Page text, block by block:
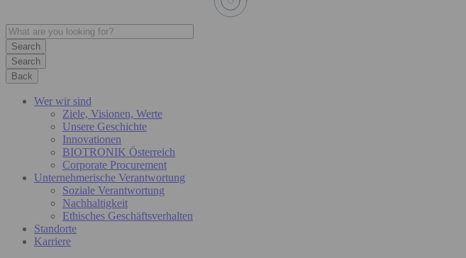
Search
Back
Wer wir sind
Ziele, Visionen, Werte
Unsere Geschichte
Innovationen
BIOTRONIK Österreich
Corporate Procurement
Unternehmerische Verantwortung
Soziale Verantwortung
Nachhaltigkeit
Ethisches Geschäftsverhalten
Standorte
Karriere